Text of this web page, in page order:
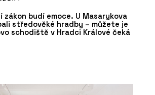
zákon budí emoce. U Masarykova
středověké hradby – můžete je
schodiště v Hradci Králové čeká